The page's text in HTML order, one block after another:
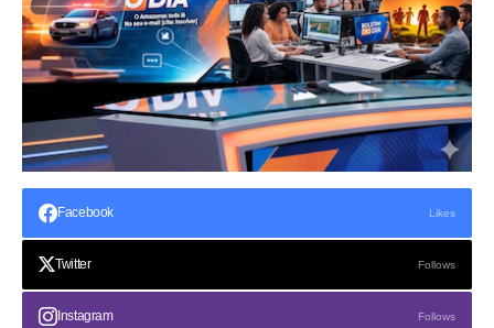
Facebook Likes
Twitter Follows
Instagram Follows